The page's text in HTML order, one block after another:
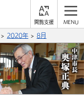
支
縮小
2020年 8月